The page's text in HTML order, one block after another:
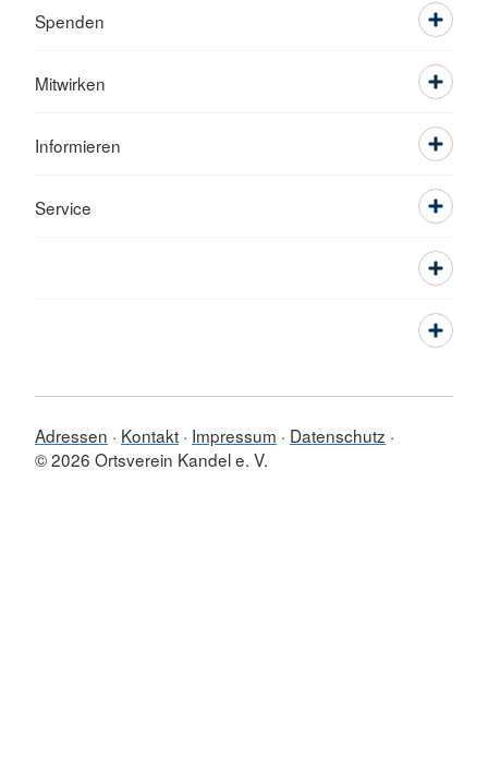
Spenden
Mitwirken
Informieren
Service
Adressen Kontakt Impressum
Datenschutz
© 2026 Ortsverein Kandel e. V.